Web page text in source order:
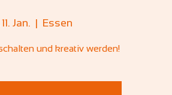
Jan.
  |
Essen
und kreativ werden!